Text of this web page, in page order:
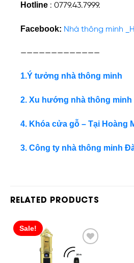
Hotline : 0779.43.7999.
Facebook: Nhà thông minh
—————————————
1.Ý tưởng nhà thông minh
2. Xu hướng nhà thông minh
4. Khóa cửa gỗ – Tại Hoàng
3. Công ty nhà thông minh
RELATED PRODUCTS
Sale!